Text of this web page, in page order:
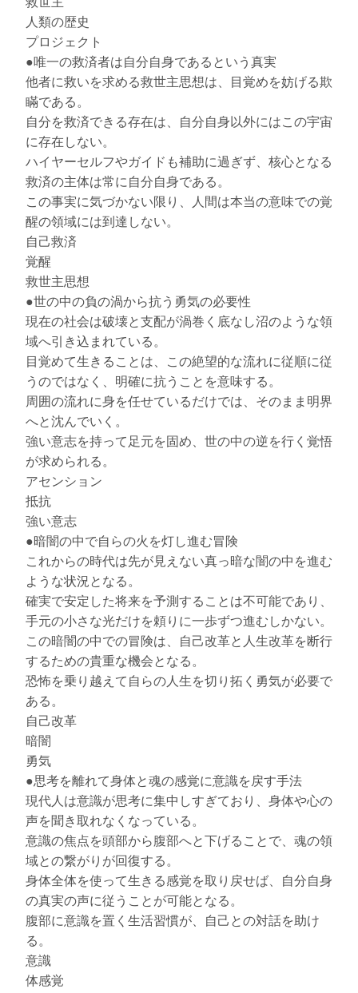
人類の歴史
プロジェクト
●唯一の救済者は自分自身であるという真実
他者に救いを求める救世主思想は、目覚めを妨げる欺
瞞である。
自分を救済できる存在は、自分自身以外にはこの宇宙
に存在しない。
ハイヤーセルフやガイドも補助に過ぎず、核心となる
救済の主体は常に自分自身である。
この事実に気づかない限り、人間は本当の意味での覚
醒の領域には到達しない。
自己救済
覚醒
救世主思想
●世の中の負の渦から抗う勇気の必要性
現在の社会は破壊と支配が渦巻く底なし沼のような領
域へ引き込まれている。
目覚めて生きることは、この絶望的な流れに従順に従
うのではなく、明確に抗うことを意味する。
周囲の流れに身を任せているだけでは、そのまま明界
へと沈んでいく。
強い意志を持って足元を固め、世の中の逆を行く覚悟
が求められる。
アセンション
抵抗
強い意志
●暗闇の中で自らの火を灯し進む冒険
これからの時代は先が見えない真っ暗な闇の中を進む
ような状況となる。
確実で安定した将来を予測することは不可能であり、
手元の小さな光だけを頼りに一歩ずつ進むしかない。
この暗闇の中での冒険は、自己改革と人生改革を断行
するための貴重な機会となる。
恐怖を乗り越えて自らの人生を切り拓く勇気が必要で
ある。
自己改革
暗闇
勇気
●思考を離れて身体と魂の感覚に意識を戻す手法
現代人は意識が思考に集中しすぎており、身体や心の
声を聞き取れなくなっている。
意識の焦点を頭部から腹部へと下げることで、魂の領
域との繋がりが回復する。
身体全体を使って生きる感覚を取り戻せば、自分自身
の真実の声に従うことが可能となる。
腹部に意識を置く生活習慣が、自己との対話を助け
る。
意識
体感覚